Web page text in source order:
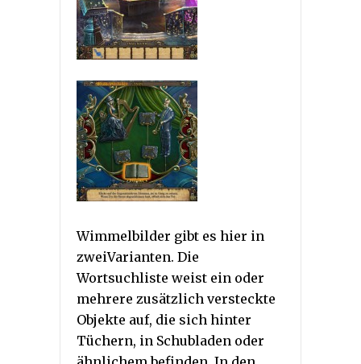
Wimmelbilder gibt es hier in
zweiVarianten. Die
Wortsuchliste weist ein oder
mehrere zusätzlich versteckte
Objekte auf, die sich hinter
Tüchern, in Schubladen oder